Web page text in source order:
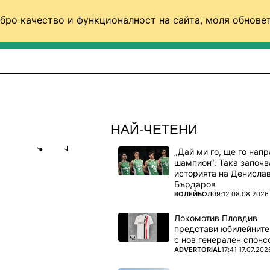
качество и функционалност на сайта, моля
НАЙ-ЧЕТЕНИ
„Дай ми го, ще го
шампион“: Така
историята на Денислав
Бърдаров
ПОВЕЧЕ ОТ
ВОЛЕЙБОЛ09:12 08.08.2026
Локомотив Пловдив
представи
с нов генерален
ПОВЕЧЕ ОТ
ADVERTORIAL17:41